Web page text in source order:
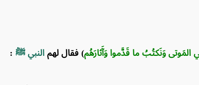
المَوتى وَنَكتُبُ ما قَدَّموا وَآَثارَهُم) فقال لهم النبي ﷺ :